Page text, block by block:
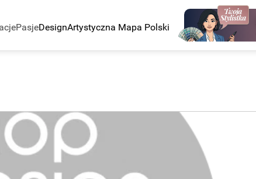
PasjeDesignArtystyczna Mapa Polski